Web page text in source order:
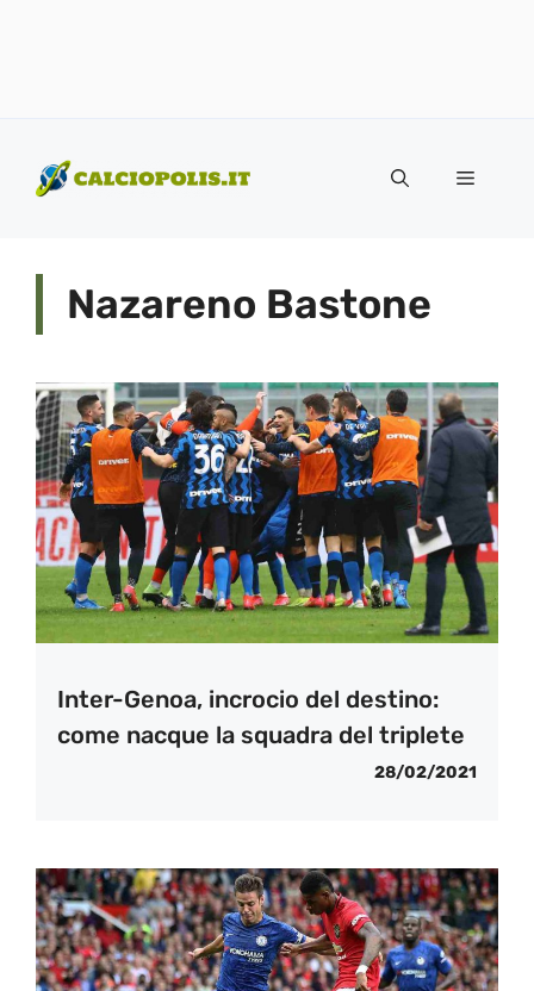
contenuto
Menu
Nazareno Bastone
Inter-Genoa, incrocio del destino:
come nacque la squadra del triplete
28/02/2021